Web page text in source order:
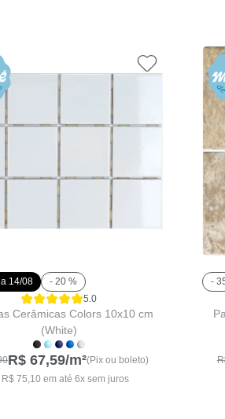
14/08
- 20 %
5.0
Cerâmicas Colors 10x10 cm
(White)
R$ 67,59/m²(Pix ou boleto)
75,10 em até 6x sem juros
-